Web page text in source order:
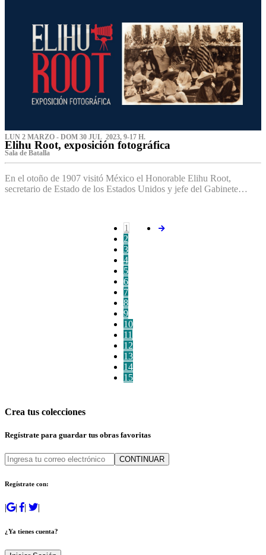
LUN 2 MARZO - DOM 30 JUL 2023, 9-17 H.
Elihu Root, exposición fotográfica
Sala de Batalla
En el otoño de 1907 visitó México el Honorable Elihu Root,
secretario de Estado de los Estados Unidos y jefe del Gabinete…
1
2
3
4
5
6
7
8
9
10
11
12
13
14
15
Crea tus colecciones
Regístrate para guardar tus obras favoritas
CONTINUAR
Regístrate con:
| | | |
¿Ya tienes cuenta?